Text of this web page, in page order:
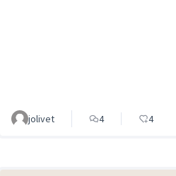
jolivet 4 4